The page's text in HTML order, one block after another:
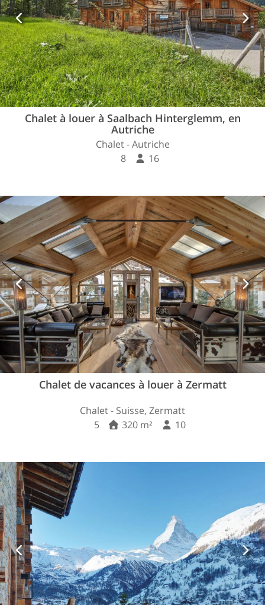
Chalet à louer à Saalbach Hinterglemm, en
Autriche
Chalet - Autriche
8
16
Chalet de vacances à louer à Zermatt
Chalet - Suisse, Zermatt
5
320 m² 10